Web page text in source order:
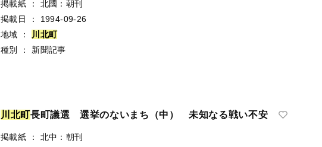
掲載紙 ：
北國：朝刊
掲載日
：
1994-09-26
地域
： 川 北町
種別
： 新聞記事
川 北町長町議選 選挙のないまち（中） 未知なる戦い不安
掲載紙 ：
北中：朝刊